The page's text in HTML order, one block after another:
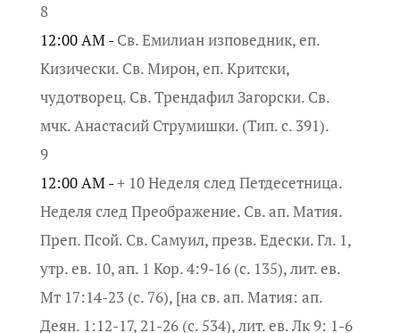
8
12:00 AM - Св. Емилиан изповедник, еп.
Кизически. Св. Мирон, еп. Критски,
чудотворец. Св. Трендафил Загорски. Св.
мчк. Анастасий Струмишки. (Тип. с. 391).
9
12:00 AM -+ 10 Неделя след Петдесетница.
Неделя след Преображение. Св. ап. Матия.
Преп. Псой. Св. Самуил, презв. Едески. Гл. 1,
утр. ев. 10, ап. 1 Кор. 4:9-16 (с. 135), лит. ев.
Мт 17:14-23 (с. 76), [на св. ап. Матия: ап.
Деян. 1:12-17, 21-26 (с. 534), лит. ев. Лк 9: 1-6